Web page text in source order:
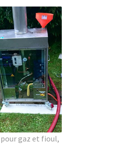
gaz et fioul,